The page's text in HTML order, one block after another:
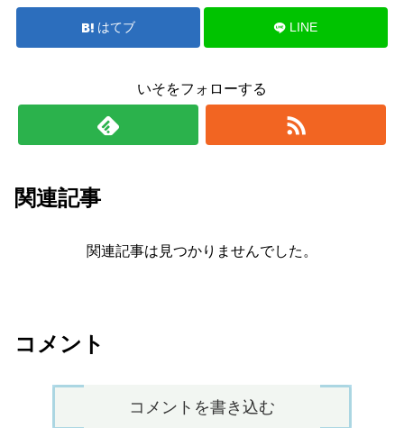
はてブ LINE
いそをフォローする
関連記事
関連記事は見つかりませんでした。
コメント
コメントを書き込む